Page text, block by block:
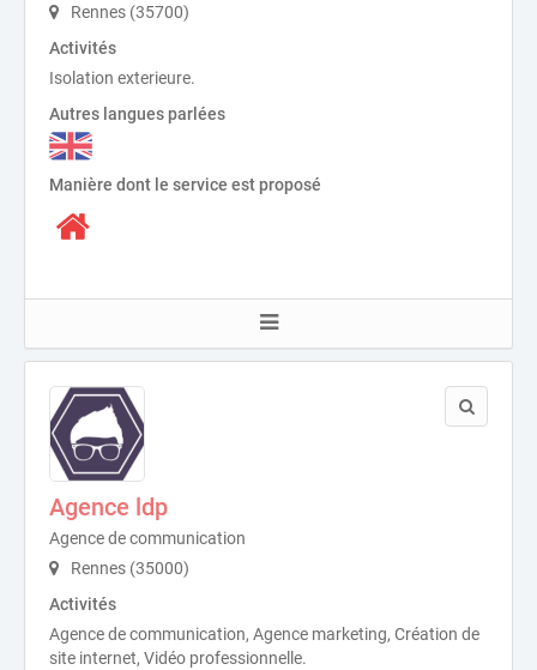
Rennes (35700)
Activités
Isolation exterieure.
Autres langues parlées
Manière dont le service est proposé
Agence ldp
Agence de communication
Rennes (35000)
Activités
Agence de communication, Agence marketing, Création de
site internet, Vidéo professionnelle.